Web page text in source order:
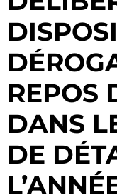
REPOS
DANS
DE